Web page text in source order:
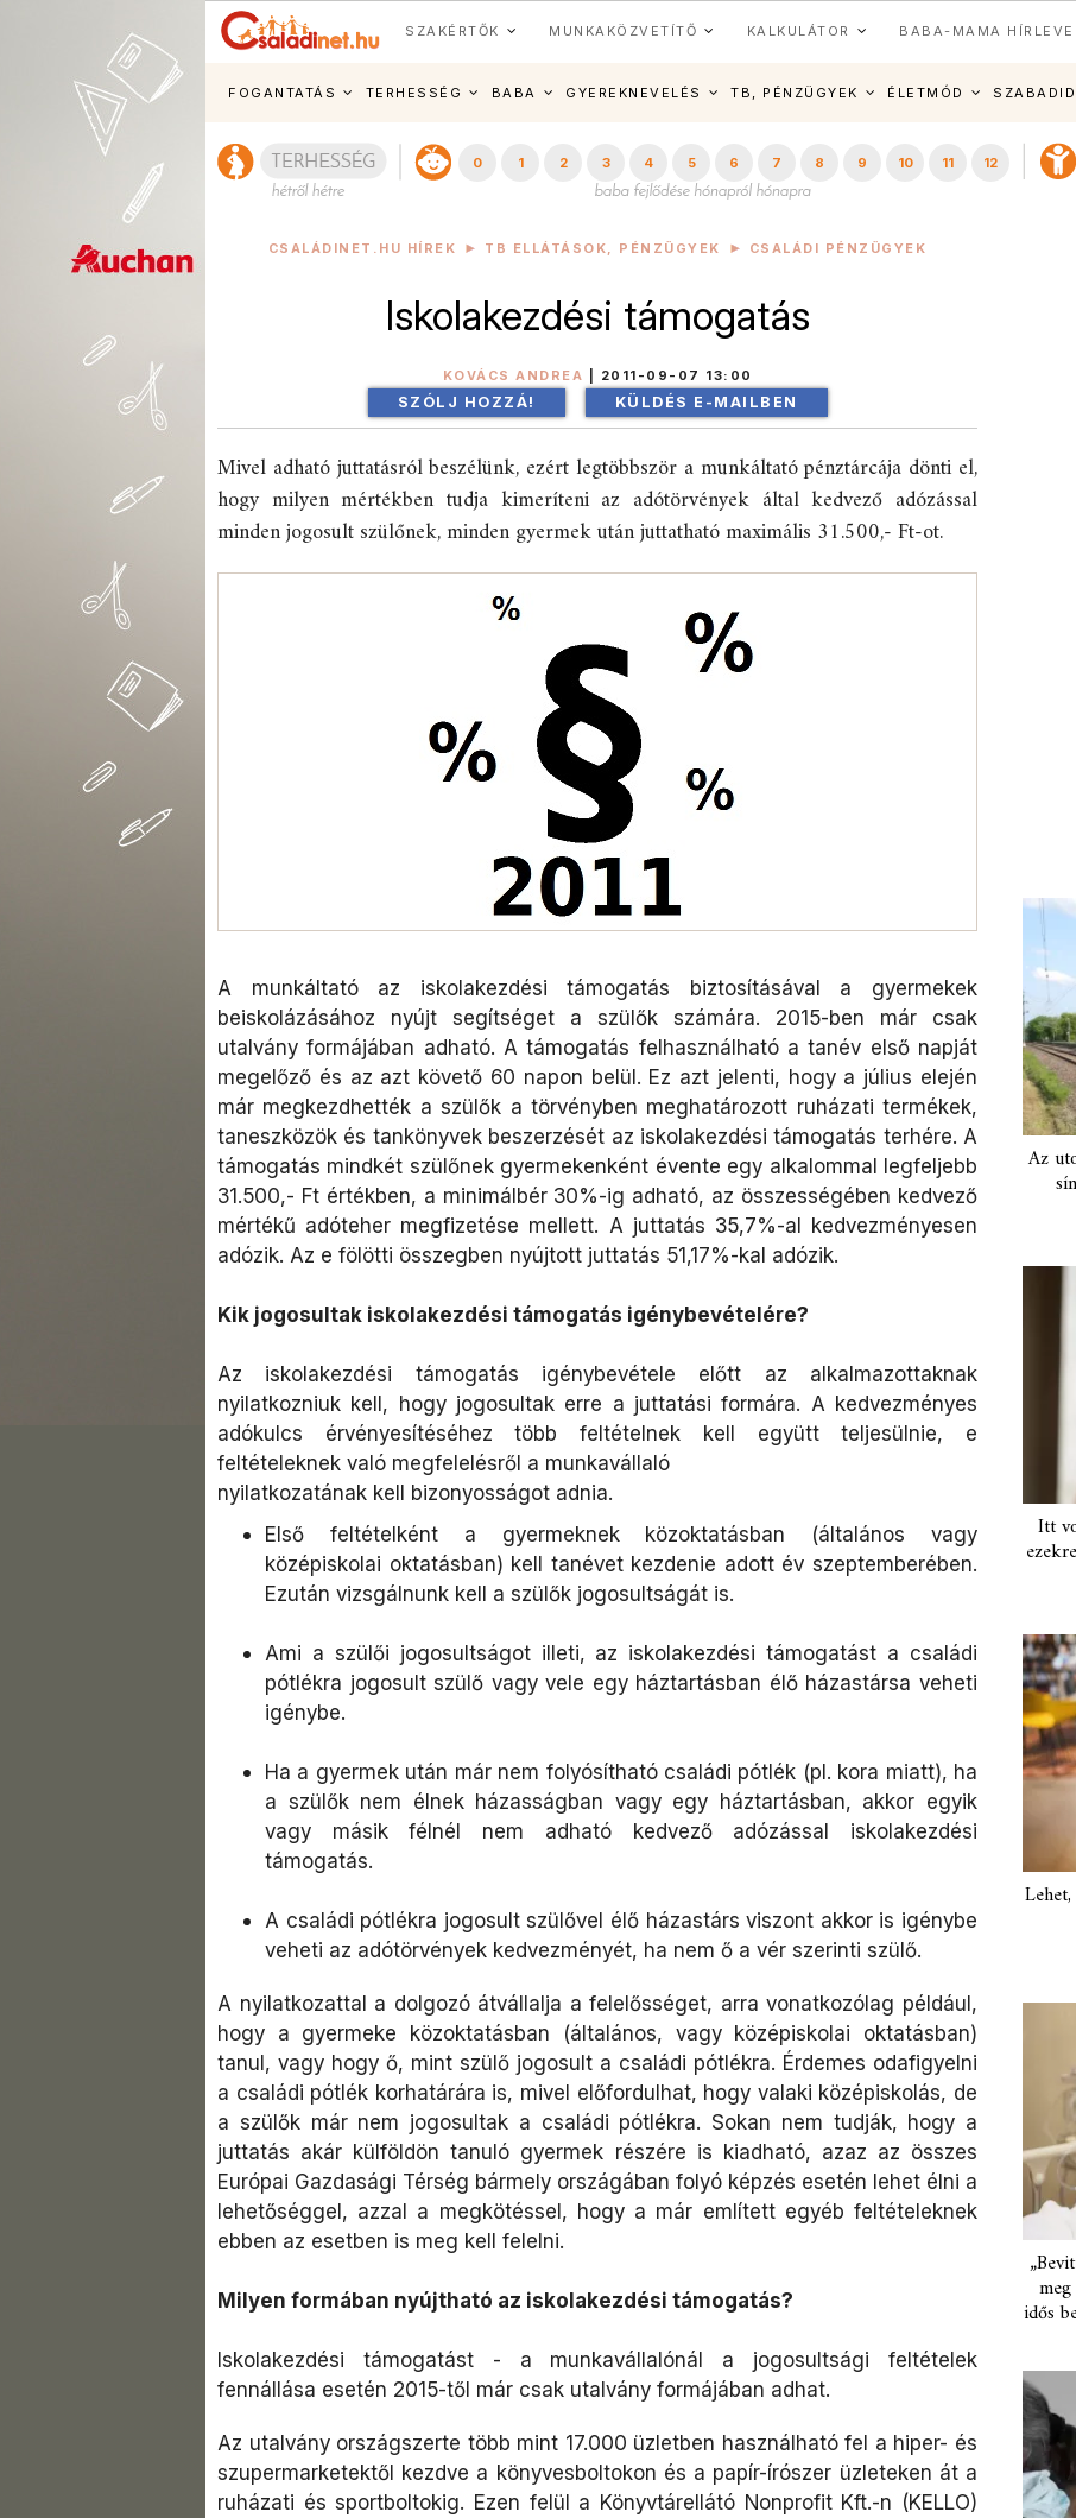
SZAKÉRTŐK MUNKAKÖZVETÍTŐ KALKULÁTOR BABA-MAMA
FOGANTATÁS TERHESSÉG BABA GYEREKNEVELÉS TB, PÉNZÜGYEK ÉLETMÓD
0 1 2 3 4 5 6 7 8 9 10 11 12
CSALÁDINET.HU HÍREK TB ELLÁTÁSOK, PÉNZÜGYEK CSALÁDI PÉNZÜGYEK
Iskolakezdési támogatás
KOVÁCS ANDREA 2011-09-07 13:00
SZÓLJ HOZZÁ! KÜLDÉS E-MAILBEN
Mivel adható juttatásról beszélünk, ezért legtöbbször a munkáltató pénztárcája dönti el,
hogy milyen mértékben tudja kimeríteni az adótörvények által kedvező adózással
minden jogosult szülőnek, minden gyermek után juttatható maximális 31.500,- Ft-ot.
A munkáltató az iskolakezdési támogatás biztosításával a gyermekek
beiskolázásához nyújt segítséget a szülők számára. 2015-ben már csak
utalvány formájában adható. A támogatás felhasználható a tanév első napját
megelőző és az azt követő 60 napon belül. Ez azt jelenti, hogy a július elején
már megkezdhették a szülők a törvényben meghatározott ruházati termékek,
taneszközök és tankönyvek beszerzését az iskolakezdési támogatás terhére. A
támogatás mindkét szülőnek gyermekenként évente egy alkalommal legfeljebb
31.500,- Ft értékben, a minimálbér 30%-ig adható, az összességében kedvező
mértékű adóteher megfizetése mellett. A juttatás 35,7%-al kedvezményesen
adózik. Az e fölötti összegben nyújtott juttatás 51,17%-kal adózik.
Kik jogosultak iskolakezdési támogatás igénybevételére?
Az iskolakezdési támogatás igénybevétele előtt az alkalmazottaknak
nyilatkozniuk kell, hogy jogosultak erre a juttatási formára. A kedvezményes
adókulcs érvényesítéséhez több feltételnek kell együtt teljesülnie, e
feltételeknek való megfelelésről a munkavállaló
nyilatkozatának kell bizonyosságot adnia.
Első feltételként a gyermeknek közoktatásban (általános vagy
középiskolai oktatásban) kell tanévet kezdenie adott év szeptemberében.
Ezután vizsgálnunk kell a szülők jogosultságát is.
Ami a szülői jogosultságot illeti, az iskolakezdési támogatást a családi
pótlékra jogosult szülő vagy vele egy háztartásban élőházastársa veheti
igénybe.
Ha a gyermek után már nem folyósítható családi pótlék (pl. kora miatt), ha
a szülők nem élnek házasságban vagy egy háztartásban, akkor egyik
vagy másik félnél nem adható kedvező adózással iskolakezdési
támogatás.
A családi pótlékra jogosult szülővel élő házastárs viszont akkor is igénybe
veheti az adótörvények kedvezményét, ha nem ő a vér szerinti szülő.
A nyilatkozattal a dolgozó átvállalja a felelősséget, arra vonatkozólag például,
hogy a gyermeke közoktatásban (általános, vagy középiskolai oktatásban)
tanul, vagy hogy ő, mint szülő jogosult a családi pótlékra. Érdemes odafigyelni
a családi pótlék korhatárára is, mivel előfordulhat, hogy valaki középiskolás, de
a szülők már nem jogosultak a családi pótlékra. Sokan nem tudják, hogy a
juttatás akár külföldön tanuló gyermek részére is kiadható, azaz az összes
Európai Gazdasági Térség bármely országában folyó képzés esetén lehet élni a
lehetőséggel, azzal a megkötéssel, hogy a már említett egyéb feltételeknek
ebben az esetben is meg kell felelni.
Milyen formában nyújtható az iskolakezdési támogatás?
Iskolakezdési támogatást - a munkavállalónál a jogosultsági feltételek
fennállása esetén 2015-től már csak utalvány formájában adhat.
Az utalvány országszerte több mint 17.000 üzletben használható fel a hiper- és
szupermarketektől kezdve a könyvesboltokon és a papír-írószer üzleteken át a
ruházati és sportboltokig. Ezen felül a Könyvtárellátó Nonprofit Kft.-n (KELLO)
Az
Itt
idős